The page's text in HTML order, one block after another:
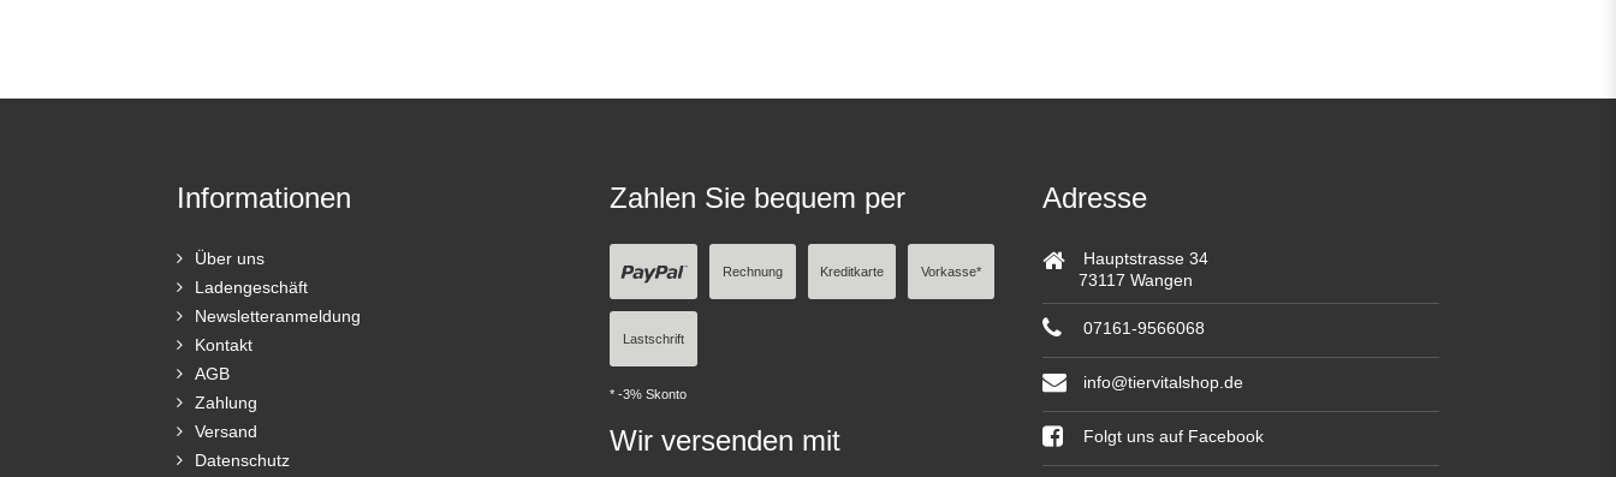
Informationen
Über uns
Ladengeschäft
Newsletteranmeldung
Kontakt
AGB
Zahlung
Versand
Datenschutz
Zahlen Sie bequem per
Rechnung Kreditkarte Vorkasse*
Lastschrift
* -3% Skonto
Wir versenden mit
Adresse
Hauptstrasse 34
73117 Wangen
07161-9566068
info@tiervitalshop.de
Folgt uns auf Facebook